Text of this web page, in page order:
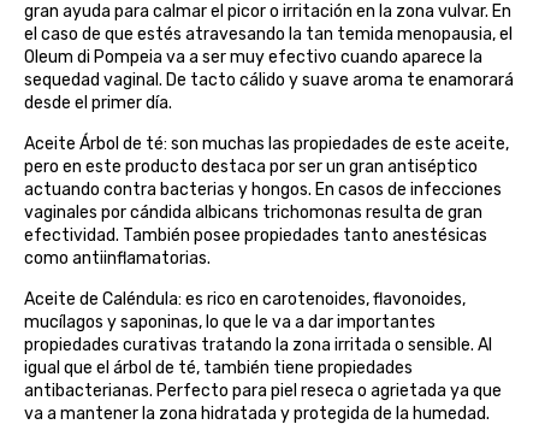
gran ayuda para calmar el picor o irritación en la zona vulvar. En
el caso de que estés atravesando la tan temida menopausia, el
Oleum di Pompeia va a ser muy efectivo cuando aparece la
sequedad vaginal. De tacto cálido y suave aroma te enamorará
desde el primer día.
Aceite Árbol de té: son muchas las propiedades de este aceite,
pero en este producto destaca por ser un gran antiséptico
actuando contra bacterias y hongos. En casos de infecciones
vaginales por cándida albicans trichomonas resulta de gran
efectividad. También posee propiedades tanto anestésicas
como antiinflamatorias.
Aceite de Caléndula: es rico en carotenoides, flavonoides,
mucílagos y saponinas, lo que le va a dar importantes
propiedades curativas tratando la zona irritada o sensible. Al
igual que el árbol de té, también tiene propiedades
antibacterianas. Perfecto para piel reseca o agrietada ya que
va a mantener la zona hidratada y protegida de la humedad.
banban
bauck hof
bellsola
belsi
ben&anna
biarritz
bifemme